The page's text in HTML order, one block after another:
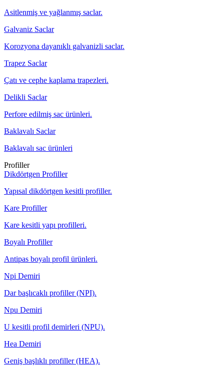
Asitlenmiş ve yağlanmış saclar.
Galvaniz Saclar
Korozyona dayanıklı galvanizli saclar.
Trapez Saclar
Çatı ve cephe kaplama trapezleri.
Delikli Saclar
Perfore edilmiş sac ürünleri.
Baklavalı Saclar
Baklavalı sac ürünleri
Profiller
Dikdörtgen Profiller
Yapısal dikdörtgen kesitli profiller.
Kare Profiller
Kare kesitli yapı profilleri.
Boyalı Profiller
Antipas boyalı profil ürünleri.
Npi Demiri
Dar başlıcaklı profiller (NPI).
Npu Demiri
U kesitli profil demirleri (NPU).
Hea Demiri
Geniş başlıklı profiller (HEA).